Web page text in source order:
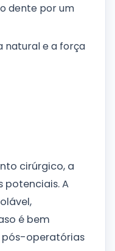
dente por um
natural e a força
cirúrgico, a
potenciais. A
é bem
pós-operatórias